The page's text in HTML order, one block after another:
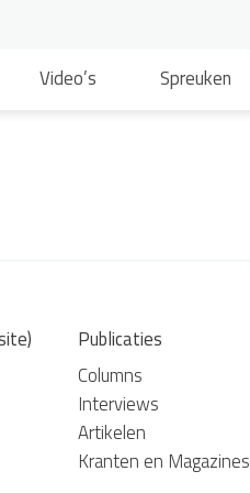
Video’s Spreuken
Publicaties
Columns
Interviews
Artikelen
Kranten en Magazines